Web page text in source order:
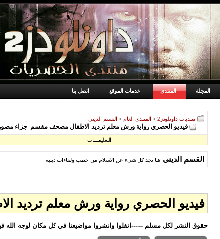
المجلة المنتدى خدمات الموقع اتصل بنا
منتديات داونلودز2 > المنتدى العام > القسم الدينى
فيديو الحصري رواية ورش معلم ترديد الاطفال مصحف مقسم اجزاء مصورة بكامل
التعليمـــات
القسم الدينى هنا تجد كل شىء عن الاسلام من خطب ولقاءات دينية
فيديو الحصري رواية ورش معلم ترديد
حقوق النشر لكل مسلم ------انقلوا وانشروا مواضيعنا في كل مكان لوجه